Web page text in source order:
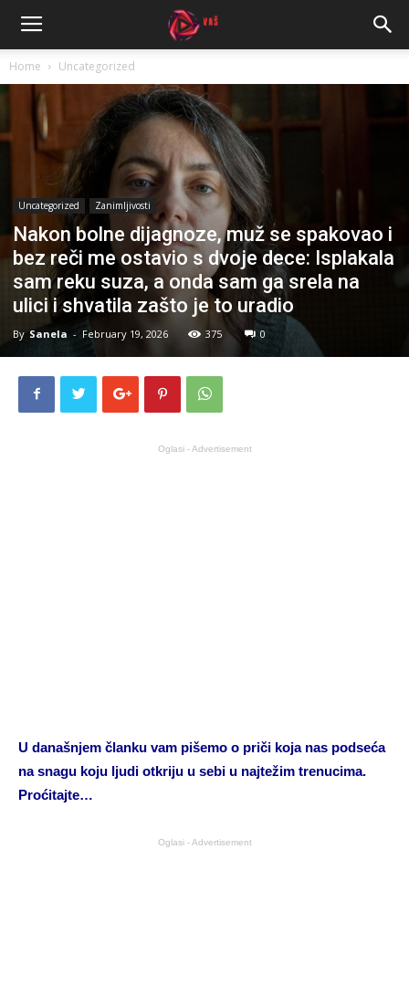
Home Uncategorized
Uncategorized Zanimljivosti
Nakon bolne dijagnoze, muž se spakovao i
bez reči me ostavio s dvoje dece: Isplakala
sam reku suza, a onda sam ga srela na
ulici i shvatila zašto je to uradio
By Sanela - February 19, 2026 375 0
Oglasi - Advertisement
U današnjem članku vam pišemo o priči koja nas podseća
na snagu koju ljudi otkriju u sebi u najtežim trenucima.
Proćitajte…
Oglasi - Advertisement